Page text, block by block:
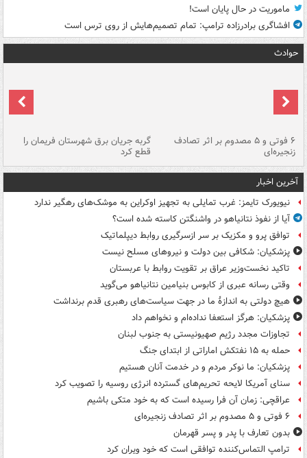
ماموریت در حال پایان است!
افشاگری برادرزاده ترامپ: تمام تصمیم‌هایش از روی ترس است
حوادث
۶ فوتی و ۵ مصدوم بر اثر تصادف
زنجیره‌ای
گربه جریان برق شهرستان فریمان را
قطع کرد
آخرین اخبار
نیویورک تایمز: غرب تمایلی به تجهیز اوکراین به موشک‌های رهگیر ندارد
آیا از نفوذ نتانیاهو در واشنگتن کاسته شده است؟
توافق پرو و مکزیک بر سر ازسرگیری روابط دیپلماتیک
پزشکیان: شکافی بین دولت و نیروهای مسلح نیست
تاکید نخست‌وزیر عراق بر تقویت روابط با عربستان
وقتی رسانه عبری از کابوس بنیامین نتانیاهو می‌گوید
هیچ دولتی به اندازۀ ما در جهت سیاست‌های رهبری قدم برنداشت
پزشکیان: هرگز استعفا نداده‌ام و نخواهم داد
تجاوزات مجدد رژیم صهیونیستی به جنوب لبنان
حمله به ۱۵ نفتکش‌ اماراتی از ابتدای جنگ
پزشکیان: ما نوکر مردم و در خدمت آنان هستیم
سنای آمریکا لایحه تحریم‌های گسترده انرژی روسیه را تصویب کرد
عراقچی: زمان آن فرا رسیده است که به خود متکی باشیم
۶ فوتی و ۵ مصدوم بر اثر تصادف زنجیره‌ای
بدون تعارف با پدر و پسر قهرمان
ترامپ التماس‌کننده توافقی است که خود ویران کرد